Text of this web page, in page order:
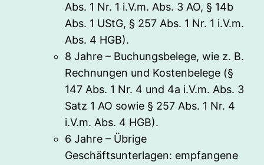
Abs. 1 Nr. 1 i.V.m. Abs. 3 AO, § 14b
Abs. 1 UStG, § 257 Abs. 1 Nr. 1 i.V.m.
Abs. 4 HGB).
8 Jahre – Buchungsbelege, wie z. B.
Rechnungen und Kostenbelege (§
147 Abs. 1 Nr. 4 und 4a i.V.m. Abs. 3
Satz 1 AO sowie § 257 Abs. 1 Nr. 4
i.V.m. Abs. 4 HGB).
6 Jahre – Übrige
Geschäftsunterlagen: empfangene